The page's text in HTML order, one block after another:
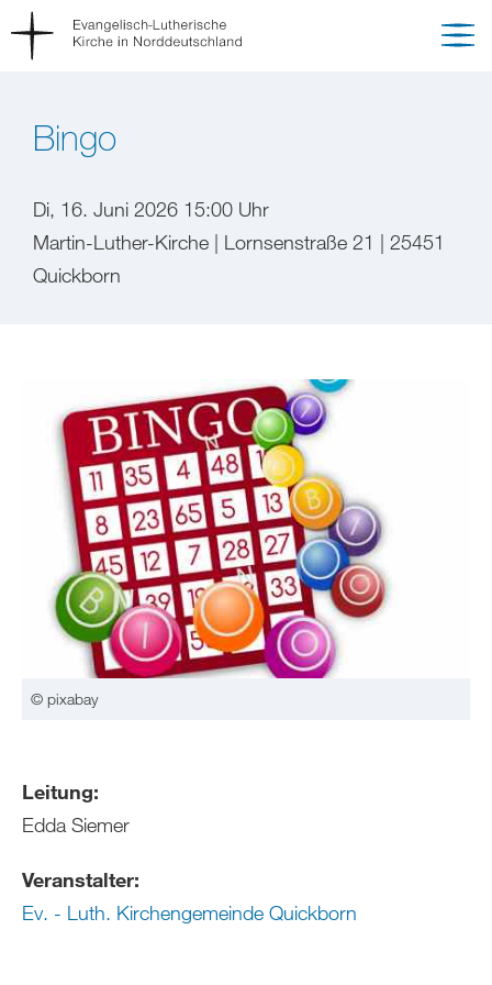
Bingo
Di, 16. Juni 2026 15:00 Uhr
Martin-Luther-Kirche | Lornsenstraße 21 | 25451
Quickborn
© pixabay
Leitung:
Edda Siemer
Veranstalter:
Ev. - Luth. Kirchengemeinde Quickborn